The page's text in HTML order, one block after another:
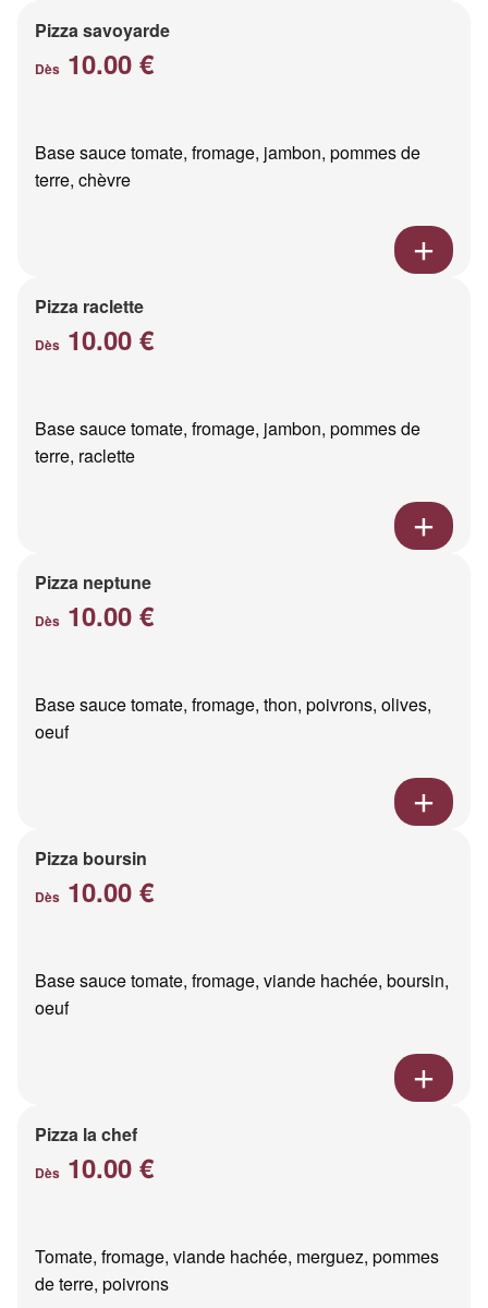
Pizza savoyarde
Dès 10.00 €
Base sauce tomate, fromage, jambon, pommes de
terre, chèvre
Pizza raclette
Dès 10.00 €
Base sauce tomate, fromage, jambon, pommes de
terre, raclette
Pizza neptune
Dès 10.00 €
Base sauce tomate, fromage, thon, poivrons, olives,
oeuf
Pizza boursin
Dès 10.00 €
Base sauce tomate, fromage, viande hachée, boursin,
oeuf
Pizza la chef
Dès 10.00 €
Tomate, fromage, viande hachée, merguez, pommes
de terre, poivrons